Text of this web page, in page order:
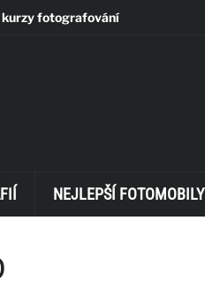
kurzy fotografování
NEJLEPŠÍ FOTOMOBILY